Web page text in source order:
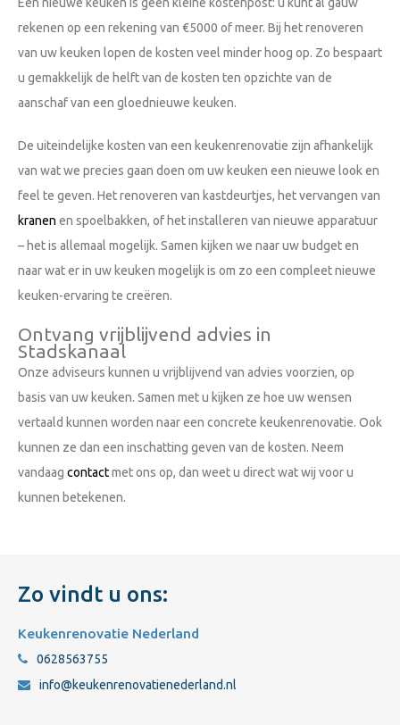
rekenen op een rekening van €5000 of meer. Bij het renoveren
van uw keuken lopen de kosten veel minder hoog op. Zo bespaart
u gemakkelijk de helft van de kosten ten opzichte van de
aanschaf van een gloednieuwe keuken.
De uiteindelijke kosten van een keukenrenovatie zijn afhankelijk
van wat we precies gaan doen om uw keuken een nieuwe look en
feel te geven. Het renoveren van kastdeurtjes, het vervangen van
kranen en spoelbakken, of het installeren van nieuwe apparatuur
– het is allemaal mogelijk. Samen kijken we naar uw budget en
naar wat er in uw keuken mogelijk is om zo een compleet nieuwe
keuken-ervaring te creëren.
Ontvang vrijblijvend advies in
Stadskanaal
Onze adviseurs kunnen u vrijblijvend van advies voorzien, op
basis van uw keuken. Samen met u kijken ze hoe uw wensen
vertaald kunnen worden naar een concrete keukenrenovatie. Ook
kunnen ze dan een inschatting geven van de kosten. Neem
vandaag contactmet ons op, dan weet u direct wat wij voor u
kunnen betekenen.
Zo vindt u ons:
Keukenrenovatie Nederland
0628563755
info@keukenrenovatienederland.nl